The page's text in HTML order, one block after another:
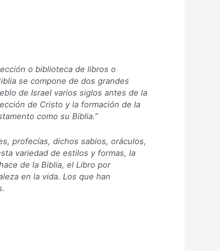
o biblioteca de libros o
se compone de dos grandes
de Israel varios siglos antes de la
de Cristo y la formación de la
como su Biblia.”
profecías, dichos sabios, oráculos,
variedad de estilos y formas, la
de la Biblia, el Libro por
en la vida. Los que han
.